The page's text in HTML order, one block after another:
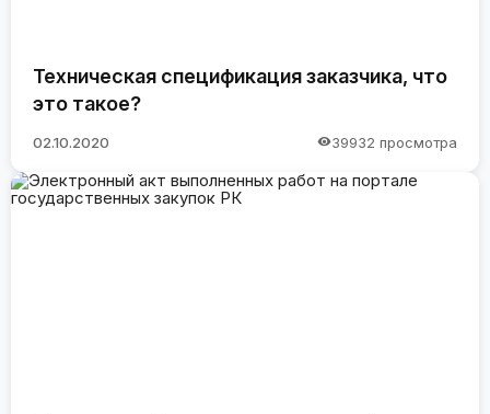
Техническая спецификация заказчика, что
это такое?
02.10.2020 39932 просмотра